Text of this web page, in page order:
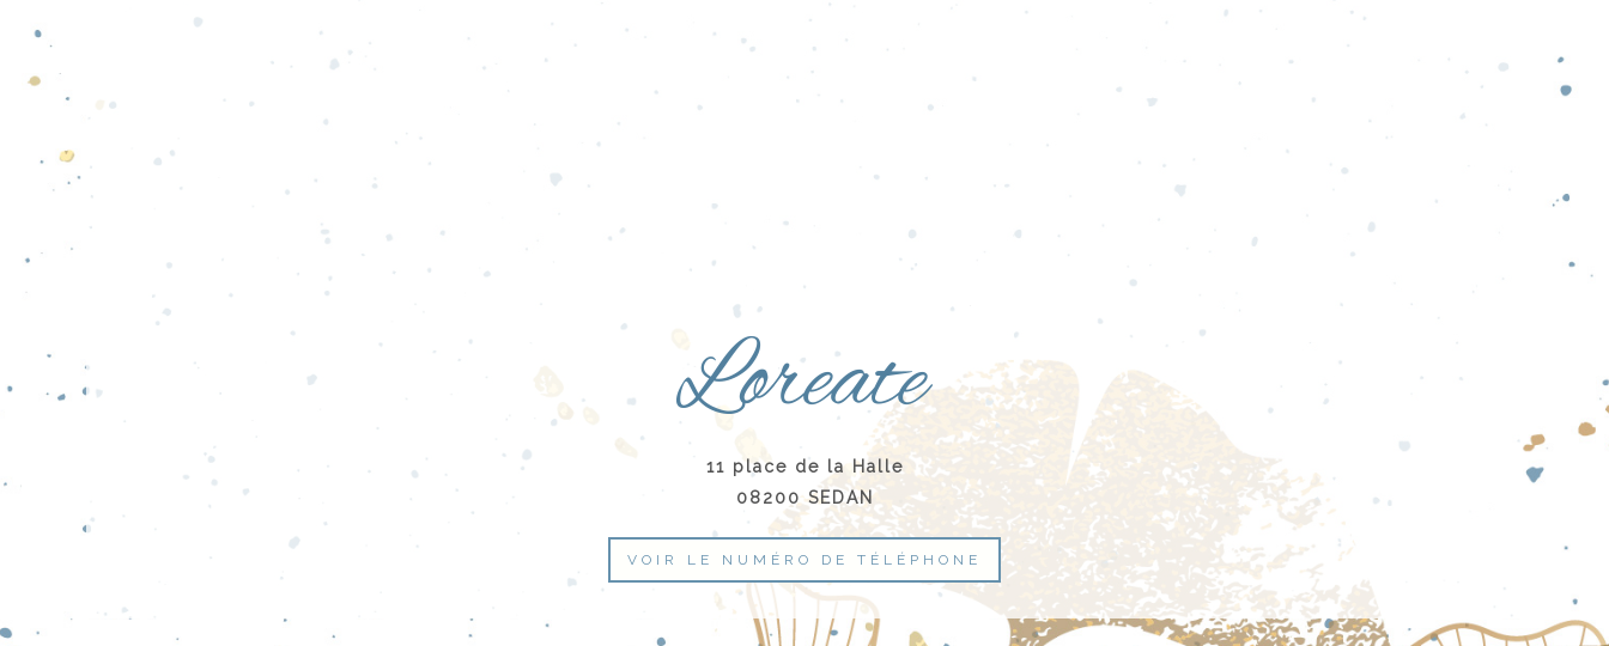
11 place de la Halle
08200 SEDAN
VOIR LE NUMÉRO DE TÉLÉPHONE